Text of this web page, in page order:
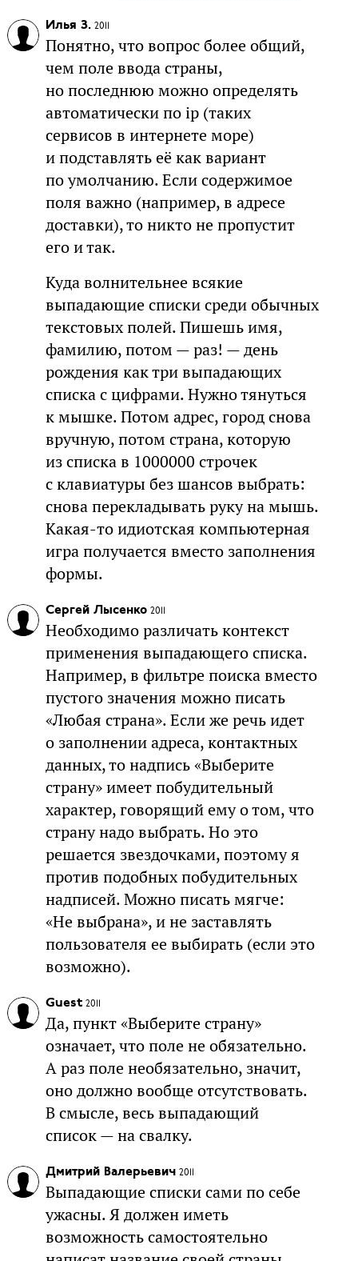
Илья З. 2011
Понятно, что вопрос более общий,
чем поле ввода страны,
но последнюю можно определять
автоматически по ip (таких
сервисов в интернете море)
и подставлять её как вариант
по умолчанию. Если содержимое
поля важно (например, в адресе
доставки), то никто не пропустит
его и так.
Куда волнительнее всякие
выпадающие списки среди обычных
текстовых полей. Пишешь имя,
фамилию, потом — раз! — день
рождения как три выпадающих
списка с цифрами. Нужно тянуться
к мышке. Потом адрес, город снова
вручную, потом страна, которую
из списка в 1000000 строчек
с клавиатуры без шансов выбрать:
снова перекладывать руку на мышь.
Какая-то идиотская компьютерная
игра получается вместо заполнения
формы.
Сергей Лысенко 2011
Необходимо различать контекст
применения выпадающего списка.
Например, в фильтре поиска вместо
пустого значения можно писать
«Любая страна». Если же речь идет
о заполнении адреса, контактных
данных, то надпись «Выберите
страну» имеет побудительный
характер, говорящий ему о том, что
страну надо выбрать. Но это
решается звездочками, поэтому я
против подобных побудительных
надписей. Можно писать мягче:
«Не выбрана», и не заставлять
пользователя ее выбирать (если это
возможно).
Guest 2011
Да, пункт «Выберите страну»
означает, что поле не обязательно.
А раз поле необязательно, значит,
оно должно вообще отсутствовать.
В смысле, весь выпадающий
список — на свалку.
Дмитрий Валерьевич 2011
Выпадающие списки сами по себе
ужасны. Я должен иметь
возможность самостоятельно